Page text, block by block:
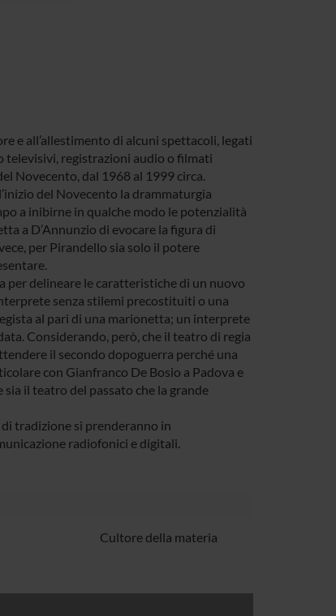
e all’allestimento di alcuni spettacoli, legati
televisivi, registrazioni audio o filmati
Novecento, dal 1968 al 1999 circa.
del Novecento la drammaturgia
a inibirne in qualche modo le potenzialità
a D’Annunzio di evocare la figura di
per Pirandello sia solo il potere
per delineare le caratteristiche di un nuovo
senza stilemi precostituiti o una
al pari di una marionetta; un interprete
Considerando, però, che il teatro di regia
il secondo dopoguerra perché una
con Gianfranco De Bosio a Padova e
il teatro del passato che la grande
tradizione si prenderanno in
radiofonici e digitali.
Cultore della materia